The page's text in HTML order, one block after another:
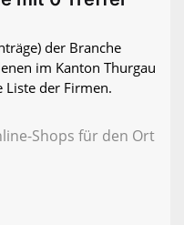
der Branche
im Kanton Thurgau
Liste der Firmen.
Shops für den Ort